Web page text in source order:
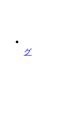
グ